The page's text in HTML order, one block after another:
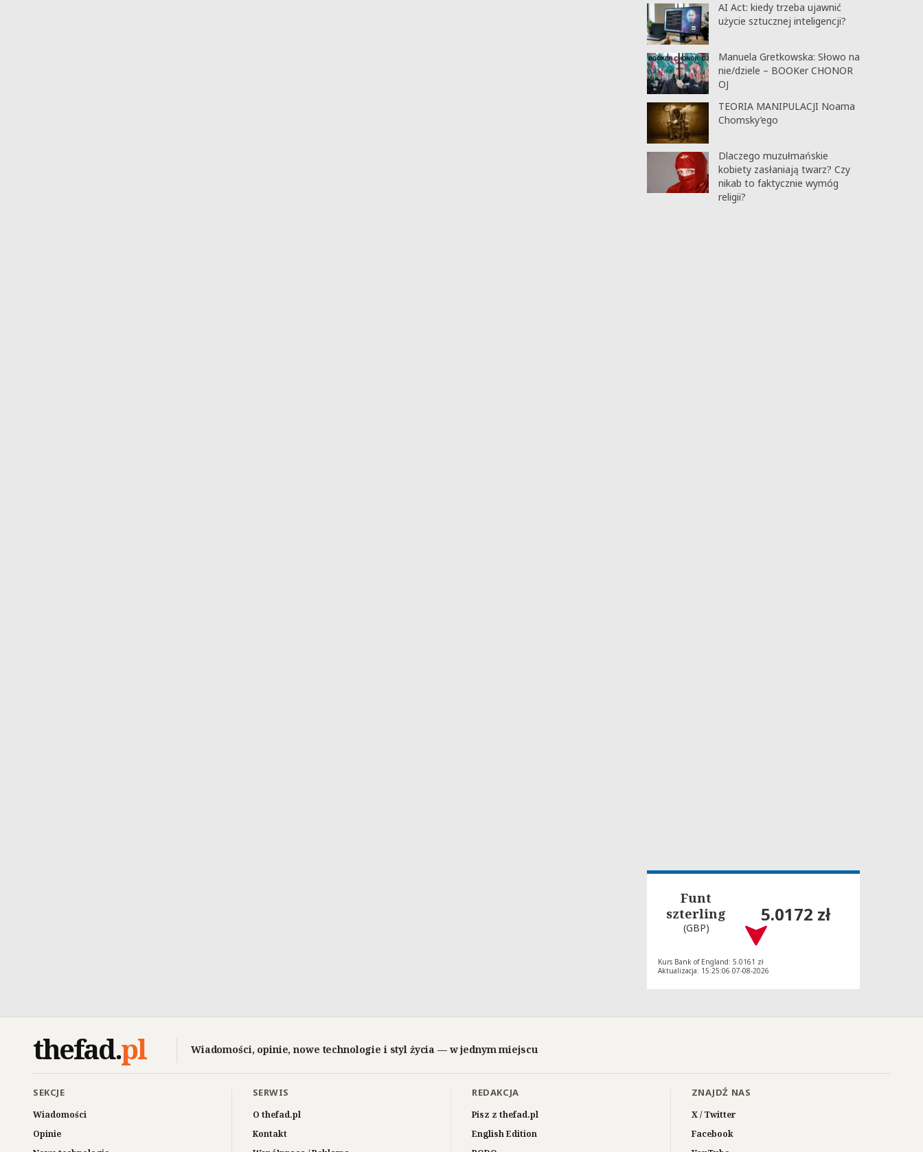
AI Act: kiedy trzeba ujawnić
użycie sztucznej inteligencji?
Manuela Gretkowska: Słowo na
nie/dziele – BOOKer CHONOR
OJ
TEORIA MANIPULACJI Noama
Chomsky’ego
Dlaczego muzułmańskie
kobiety zasłaniają twarz? Czy
nikab to faktycznie wymóg
religii?
Funt
szterling
(GBP)
5.0172 zł
Kurs Bank of England: 5.0161 zł
Aktualizacja: 15:25:06 07-08-2026
thefad.pl Wiadomości, opinie, nowe technologie i styl życia — w jednym miejscu
SEKCJE
Wiadomości
Opinie
SERWIS
O thefad.pl
Kontakt
REDAKCJA
Pisz z thefad.pl
English Edition
ZNAJDŹ NAS
X / Twitter
Facebook